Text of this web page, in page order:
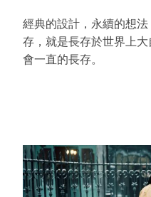
經典的設計，永續的想
存，就是長存於世界上
會一直的長存。